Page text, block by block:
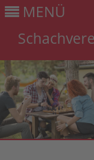
MENÜ